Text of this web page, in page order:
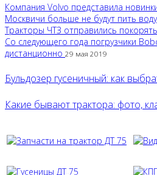
Компания Volvo представила
Москвичи больше не будут пить
Тракторы ЧТЗ отправились
Со следующего года погрузчики
дистанционно 29 мая 2019
Бульдозер гусеничный: как
Какие бывают трактора: фото,